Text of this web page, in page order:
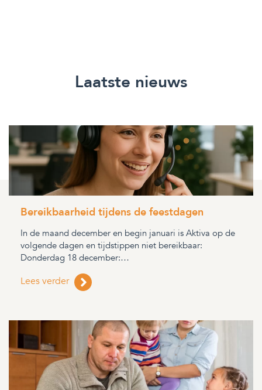
Laatste nieuws
Bereikbaarheid tijdens de feestdagen
In de maand december en begin januari is Aktiva op de
volgende dagen en tijdstippen niet bereikbaar:
Donderdag 18 december:…
Lees verder